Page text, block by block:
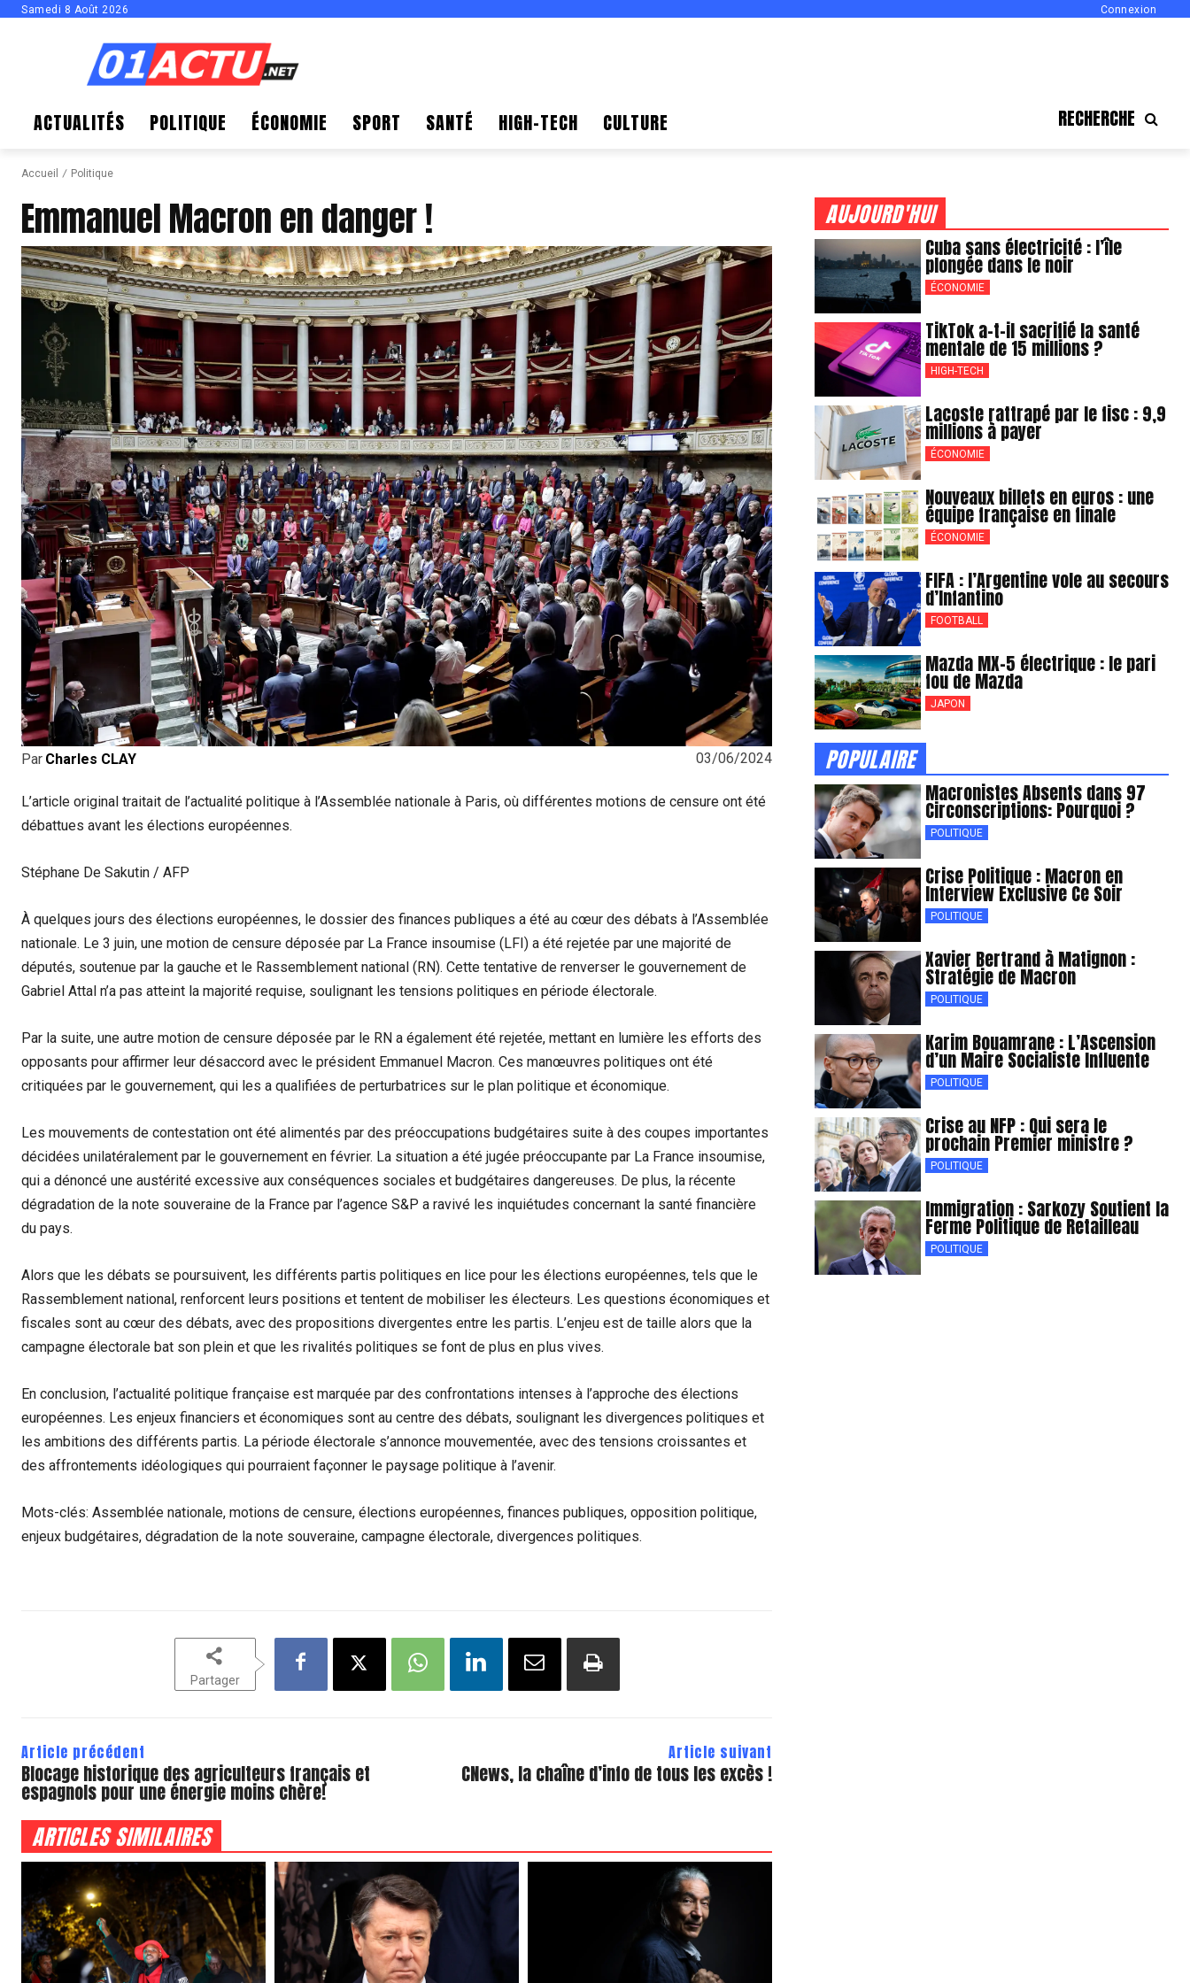
Samedi 8 Août 2026 Connexion
ACTUALITÉS POLITIQUE ÉCONOMIE SPORT SANTÉ HIGH-TECH CULTURE RECHERCHE
Accueil Politique
Emmanuel Macron en danger !
03/06/2024
Par Charles CLAY
L’article original traitait de l’actualité politique à l’Assemblée nationale à Paris, où différentes motions de censure ont été
débattues avant les élections européennes.
Stéphane De Sakutin / AFP
À quelques jours des élections européennes, le dossier des finances publiques a été au cœur des débats à l’Assemblée
nationale. Le 3 juin, une motion de censure déposée par La France insoumise (LFI) a été rejetée par une majorité de
députés, soutenue par la gauche et le Rassemblement national (RN). Cette tentative de renverser le gouvernement de
Gabriel Attal n’a pas atteint la majorité requise, soulignant les tensions politiques en période électorale.
Par la suite, une autre motion de censure déposée par le RN a également été rejetée, mettant en lumière les efforts des
opposants pour affirmer leur désaccord avec le président Emmanuel Macron. Ces manœuvres politiques ont été
critiquées par le gouvernement, qui les a qualifiées de perturbatrices sur le plan politique et économique.
Les mouvements de contestation ont été alimentés par des préoccupations budgétaires suite à des coupes importantes
décidées unilatéralement par le gouvernement en février. La situation a été jugée préoccupante par La France insoumise,
qui a dénoncé une austérité excessive aux conséquences sociales et budgétaires dangereuses. De plus, la récente
dégradation de la note souveraine de la France par l’agence S&P a ravivé les inquiétudes concernant la santé financière
du pays.
Alors que les débats se poursuivent, les différents partis politiques en lice pour les élections européennes, tels que le
Rassemblement national, renforcent leurs positions et tentent de mobiliser les électeurs. Les questions économiques et
fiscales sont au cœur des débats, avec des propositions divergentes entre les partis. L’enjeu est de taille alors que la
campagne électorale bat son plein et que les rivalités politiques se font de plus en plus vives.
En conclusion, l’actualité politique française est marquée par des confrontations intenses à l’approche des élections
européennes. Les enjeux financiers et économiques sont au centre des débats, soulignant les divergences politiques et
les ambitions des différents partis. La période électorale s’annonce mouvementée, avec des tensions croissantes et
des affrontements idéologiques qui pourraient façonner le paysage politique à l’avenir.
Mots-clés: Assemblée nationale, motions de censure, élections européennes, finances publiques, opposition politique,
enjeux budgétaires, dégradation de la note souveraine, campagne électorale, divergences politiques.
Partager
Article précédent
Blocage historique des agriculteurs français et
espagnols pour une énergie moins chère!
Article suivant
CNews, la chaîne d’info de tous les excès !
ARTICLES SIMILAIRES
AUJOURD'HUI
Cuba sans électricité : l’île
plongée dans le noir
ÉCONOMIE
TikTok a-t-il sacrifié la santé
mentale de 15 millions ?
HIGH-TECH
Lacoste rattrapé par le fisc : 9,9
millions à payer
ÉCONOMIE
Nouveaux billets en euros : une
équipe française en finale
ÉCONOMIE
FIFA : l’Argentine vole au secours
d’Infantino
FOOTBALL
Mazda MX-5 électrique : le pari
fou de Mazda
JAPON
POPULAIRE
Macronistes Absents dans 97
Circonscriptions: Pourquoi ?
POLITIQUE
Crise Politique : Macron en
Interview Exclusive Ce Soir
POLITIQUE
Xavier Bertrand à Matignon :
Stratégie de Macron
POLITIQUE
Karim Bouamrane : L’Ascension
d’un Maire Socialiste Influente
POLITIQUE
Crise au NFP : Qui sera le
prochain Premier ministre ?
POLITIQUE
Immigration : Sarkozy Soutient la
Ferme Politique de Retailleau
POLITIQUE